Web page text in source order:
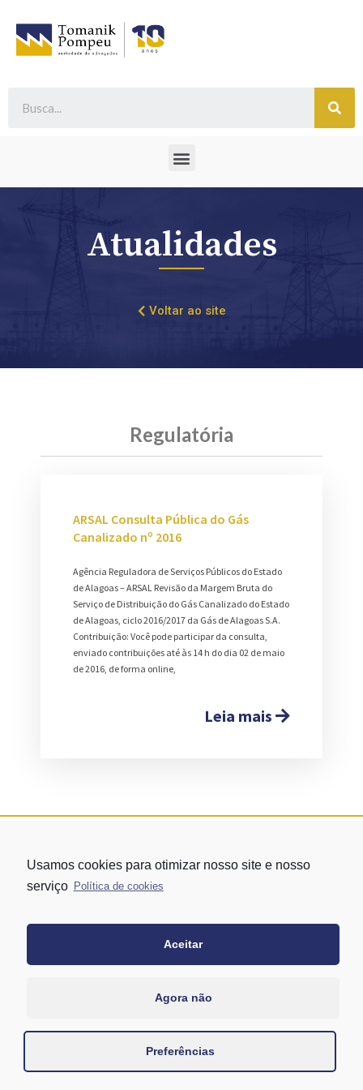
Atualidades
Voltar ao site
Regulatória
ARSAL Consulta Pública do Gás
Canalizado nº 2016
Agência Reguladora de Serviços Públicos do Estado
de Alagoas – ARSAL Revisão da Margem Bruta do
Serviço de Distribuição do Gás Canalizado do Estado
de Alagoas, ciclo 2016/2017 da Gás de Alagoas S.A.
Contribuição: Você pode participar da consulta,
enviado contribuições até às 14 h do dia 02 de maio
de 2016, de forma online,
Leia mais
andar – conj. 1305 – Vila Mariana - São Paulo/SP
Usamos cookies para otimizar nosso site e nosso
serviço Política de cookies
Aceitar
Agora não
Preferências